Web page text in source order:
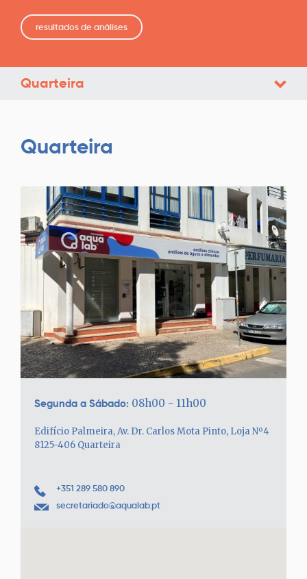
resultados de análises
Quarteira
Quarteira
Segunda a Sábado: 08h00 - 11h00
Edifício Palmeira, Av. Dr. Carlos Mota Pinto, Loja Nº4
8125-406 Quarteira
+351 289 580 890
secretariado@aqualab.pt